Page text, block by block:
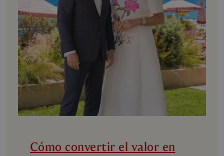
Cómo convertir el valor en